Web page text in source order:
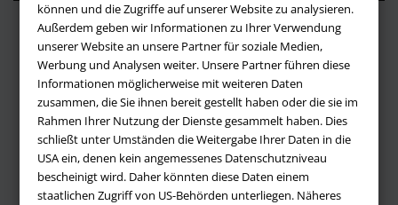
können und die Zugriffe auf unserer Website zu analysieren.
Außerdem geben wir Informationen zu Ihrer Verwendung
unserer Website an unsere Partner für soziale Medien,
Werbung und Analysen weiter. Unsere Partner führen diese
Informationen möglicherweise mit weiteren Daten
zusammen, die Sie ihnen bereit gestellt haben oder die sie im
Rahmen Ihrer Nutzung der Dienste gesammelt haben. Dies
schließt unter Umständen die Weitergabe Ihrer Daten in die
USA ein, denen kein angemessenes Datenschutzniveau
bescheinigt wird. Daher könnten diese Daten einem
staatlichen Zugriff von US-Behörden unterliegen. Näheres
Über buchversandmimpf2000.de
Impressum
Versandbedingungen
Widerruf
Batteriehinweis
AGB
Datenschutz